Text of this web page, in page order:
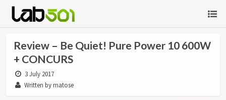
Review – Be Quiet! Pure Power 10 600W
+ CONCURS
3 July 2017
Written by matose